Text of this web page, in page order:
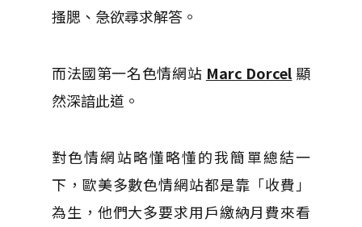
搔腮、急欲尋求解答。
而法國第一名色情網站 Marc Dorcel 顯
然深諳此道。
對色情網站略懂略懂的我簡單總結一
下，歐美多數色情網站都是靠「收費」
為生，他們大多要求用戶繳納月費來看